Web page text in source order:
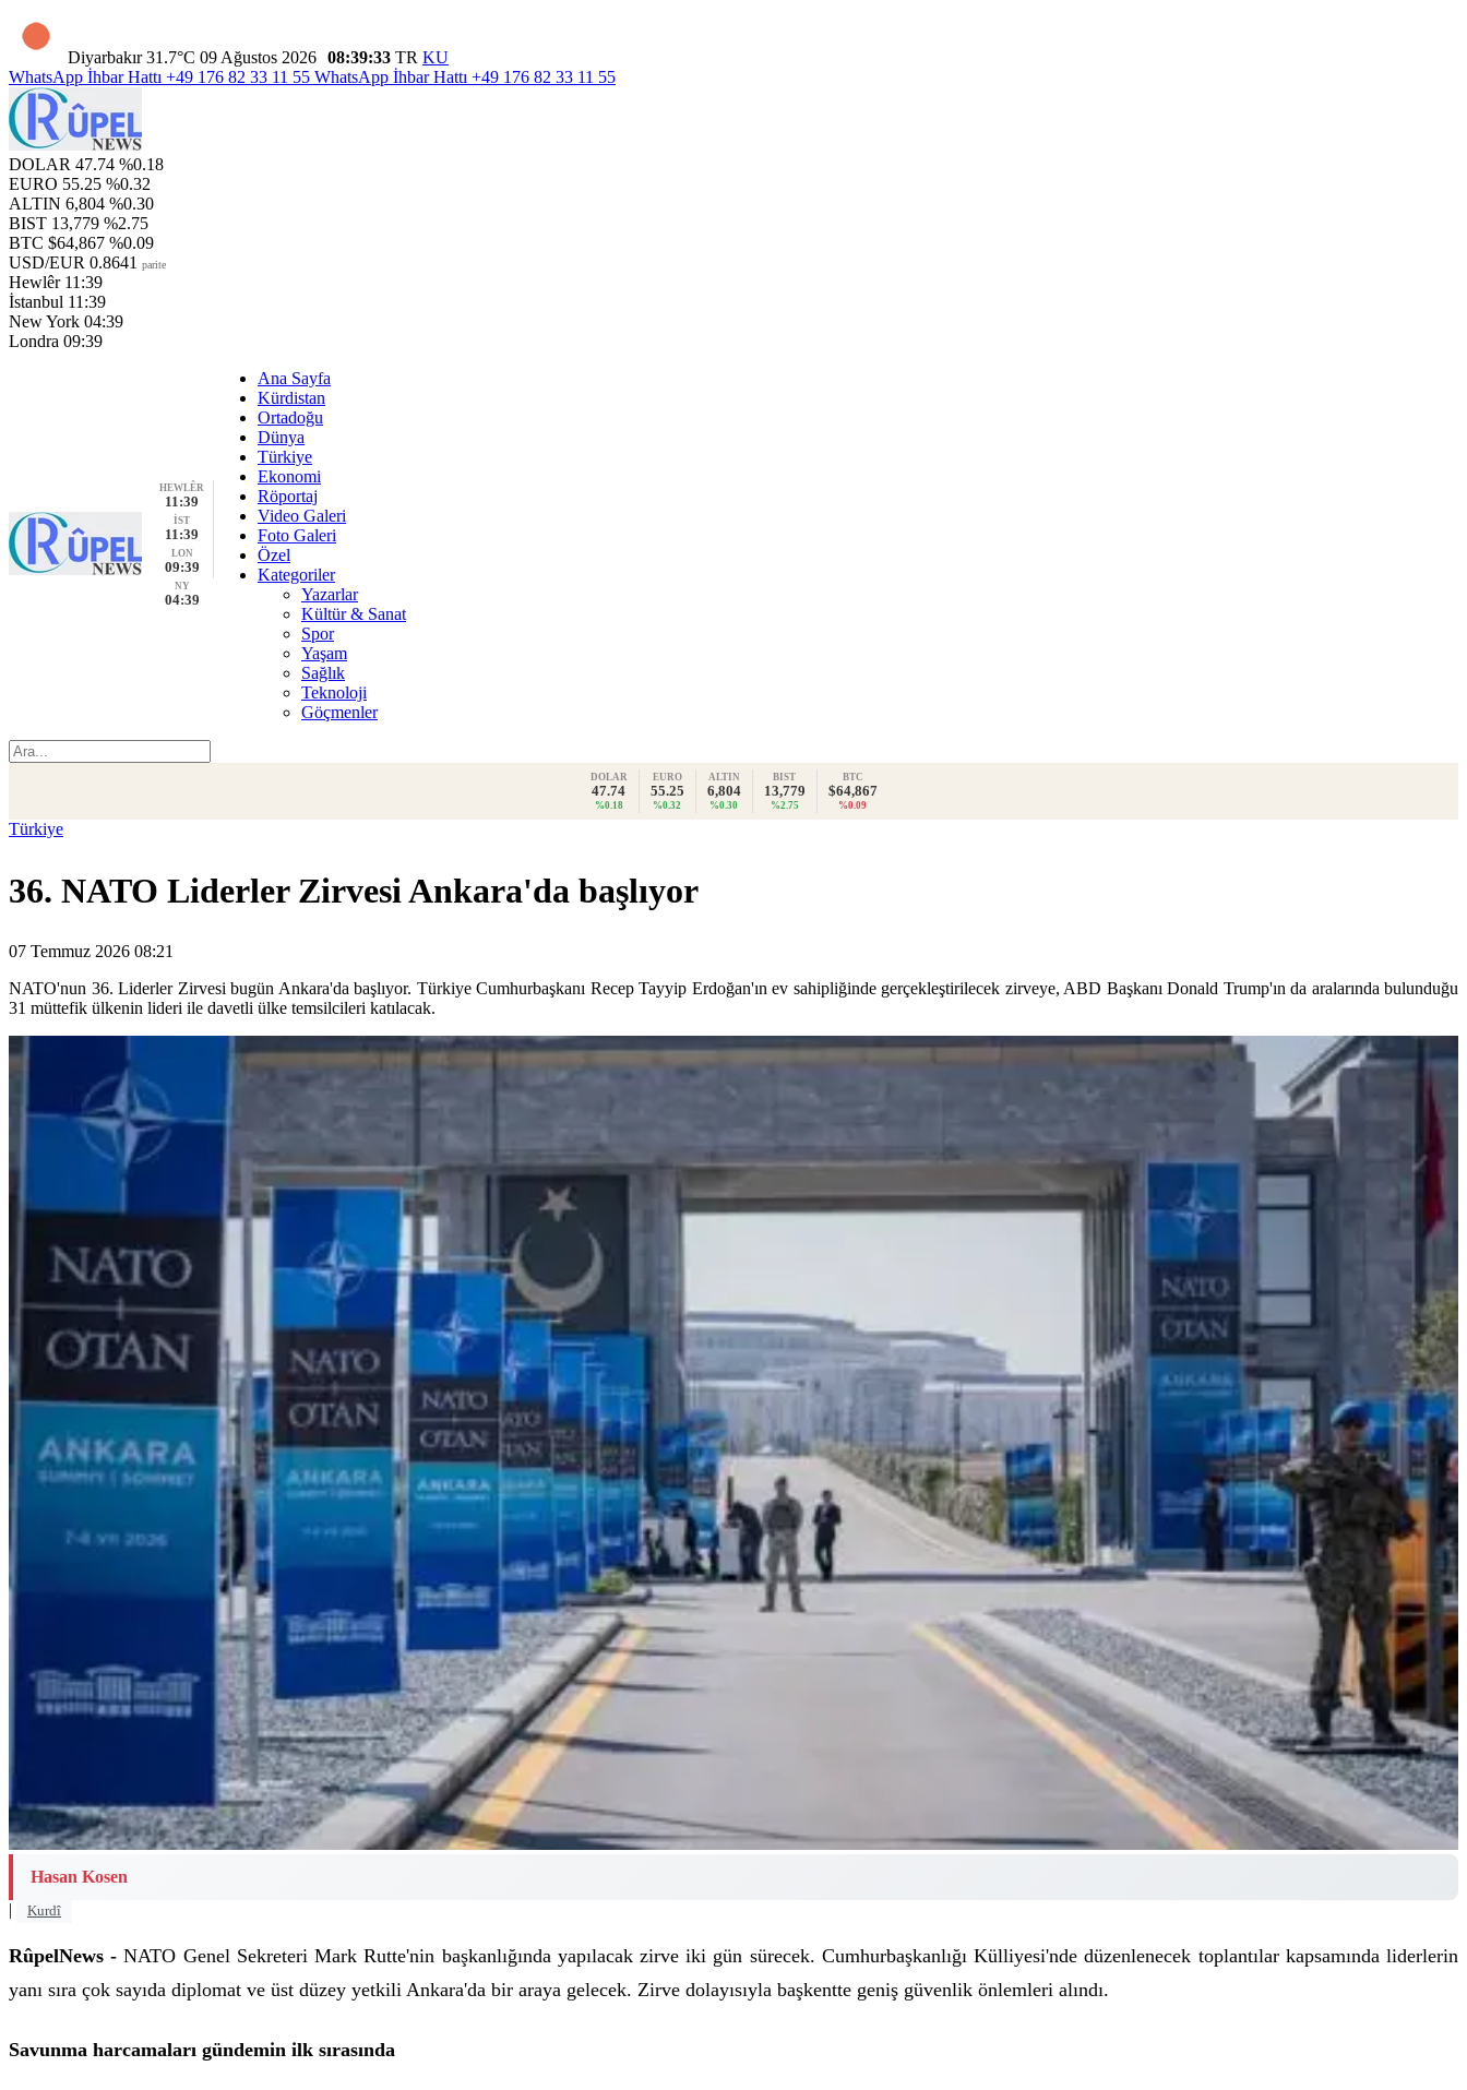
Diyarbakır 31.7°C 09 Ağustos 2026 08:39:34 TR KU
WhatsApp İhbar Hattı +49 176 82 33 11 55 WhatsApp İhbar Hattı +49 176 82 33 11 55
DOLAR 47.74 %0.18
EURO 55.25 %0.32
ALTIN 6,804 %0.30
BIST 13,779 %2.75
BTC $64,867 %0.09
USD/EUR 0.8641 parite
Hewlêr 11:39
İstanbul 11:39
New York 04:39
Londra 09:39
HEWLÊR
11:39
İST
11:39
LON
09:39
NY
04:39
Ana Sayfa
Kürdistan
Ortadoğu
Dünya
Türkiye
Ekonomi
Röportaj
Video Galeri
Foto Galeri
Özel
Kategoriler
Yazarlar
Kültür & Sanat
Spor
Yaşam
Sağlık
Teknoloji
Göçmenler
DOLAR
47.74
%0.18
EURO
55.25
%0.32
ALTIN
6,804
%0.30
BIST
13,779
%2.75
BTC
$64,867
%0.09
Türkiye
36. NATO Liderler Zirvesi Ankara'da başlıyor
07 Temmuz 2026 08:21
NATO'nun 36. Liderler Zirvesi bugün Ankara'da başlıyor. Türkiye Cumhurbaşkanı Recep Tayyip Erdoğan'ın ev sahipliğinde gerçekleştirilecek zirveye, ABD Başkanı Donald Trump'ın da aralarında bulunduğu
31 müttefik ülkenin lideri ile davetli ülke temsilcileri katılacak.
Hasan Kosen
|
Kurdî
RûpelNews - NATO Genel Sekreteri Mark Rutte'nin başkanlığında yapılacak zirve iki gün sürecek. Cumhurbaşkanlığı Külliyesi'nde düzenlenecek toplantılar kapsamında liderlerin
yanı sıra çok sayıda diplomat ve üst düzey yetkili Ankara'da bir araya gelecek. Zirve dolayısıyla başkentte geniş güvenlik önlemleri alındı.
Savunma harcamaları gündemin ilk sırasında